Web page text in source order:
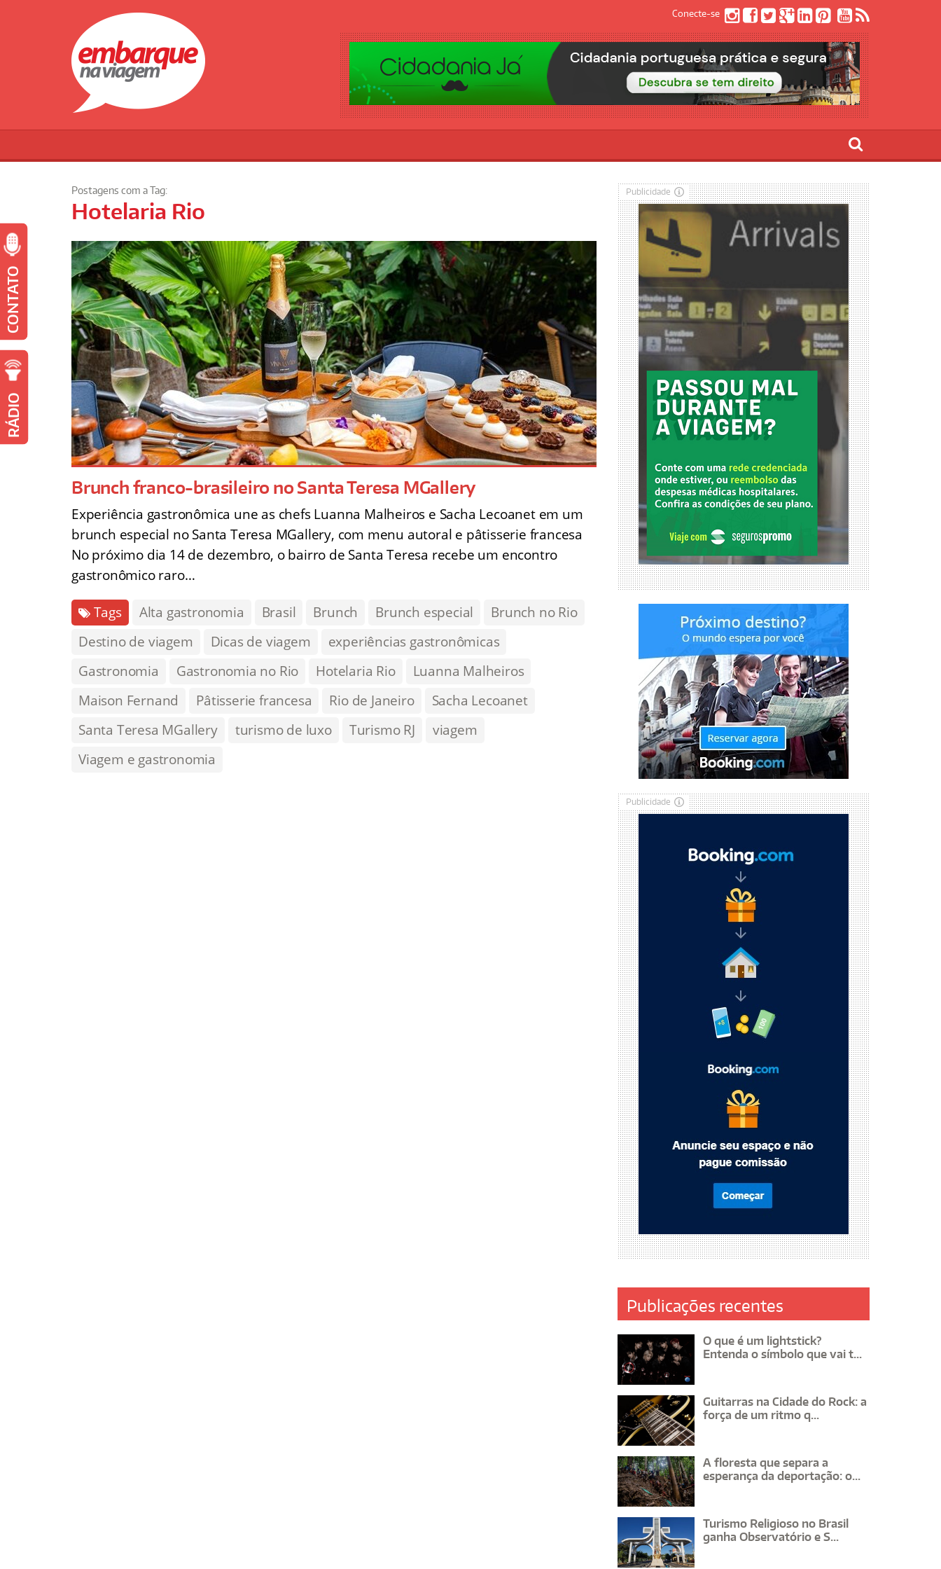
Conecte-se
Postagens com a Tag:
Hotelaria Rio
Brunch franco-brasileiro no Santa Teresa MGallery
Experiência gastronômica une as chefs Luanna Malheiros e Sacha Lecoanet em um
brunch especial no Santa Teresa MGallery, com menu autoral e pâtisserie francesa
No próximo dia 14 de dezembro, o bairro de Santa Teresa recebe um encontro
gastronômico raro…
Tags Alta gastronomia Brasil Brunch Brunch especial
Brunch no Rio
Destino de viagem
Dicas de viagem
experiências gastronômicas
Gastronomia
Gastronomia no Rio Hotelaria Rio
Luanna Malheiros
Maison Fernand
Pâtisserie francesa Rio de Janeiro
Sacha Lecoanet
Santa Teresa MGallery
turismo de luxo Turismo RJ
viagem
Viagem e gastronomia
Publicidade
Publicidade
Publicações recentes
O que é um lightstick?
Entenda o símbolo que vai t...
Guitarras na Cidade do Rock: a
força de um ritmo q...
A floresta que separa a
esperança da deportação: o...
Turismo Religioso no Brasil
ganha Observatório e S...
CONTATO
RÁDIO